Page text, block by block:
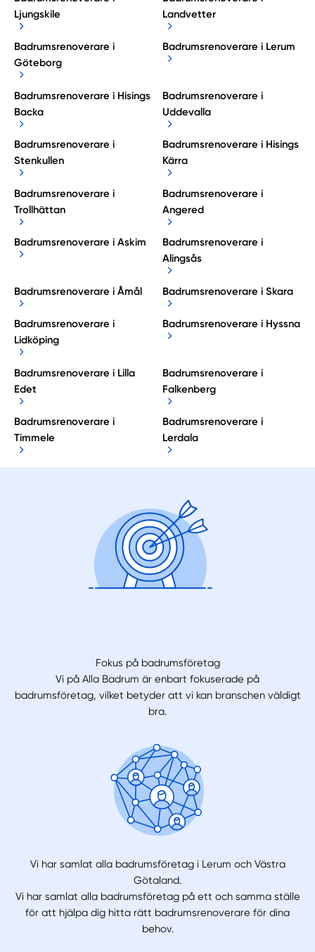
Ljungskile
Landvetter
Badrumsrenoverare i
Göteborg
Badrumsrenoverare i Lerum
Badrumsrenoverare i Hisings
Backa
Badrumsrenoverare i
Uddevalla
Badrumsrenoverare i
Stenkullen
Badrumsrenoverare i Hisings
Kärra
Badrumsrenoverare i
Trollhättan
Badrumsrenoverare i
Angered
Badrumsrenoverare i Askim
Badrumsrenoverare i
Alingsås
Badrumsrenoverare i Åmål Badrumsrenoverare i Skara
Badrumsrenoverare i
Lidköping
Badrumsrenoverare i Hyssna
Badrumsrenoverare i Lilla
Edet
Badrumsrenoverare i
Falkenberg
Badrumsrenoverare i
Timmele
Badrumsrenoverare i
Lerdala
Fokus på badrumsföretag
Vi på Alla Badrum är enbart fokuserade på
badrumsföretag, vilket betyder att vi kan branschen väldigt
bra.
Vi har samlat alla badrumsföretag i Lerum och Västra
Götaland.
Vi har samlat alla badrumsföretag på ett och samma ställe
för att hjälpa dig hitta rätt badrumsrenoverare för dina
behov.